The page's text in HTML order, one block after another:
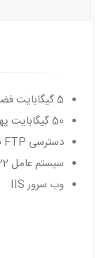
5 گیگابایت فضا
50 گیگابایت پهنای باند ماهیانه
دسترسی FTP نامحدود
سیستم عامل Windows Server 2022
وب سرور IIS